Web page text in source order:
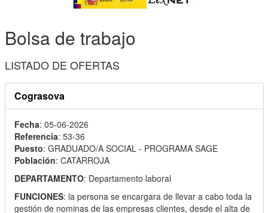
Bolsa de trabajo
LISTADO DE OFERTAS
Cograsova
Fecha: 05-06-2026
Referencia: 53-36
Puesto: GRADUADO/A SOCIAL - PROGRAMA SAGE
Población: CATARROJA
DEPARTAMENTO: Departamento laboral
FUNCIONES: la persona se encargara de llevar a cabo toda la
gestión de nominas de las empresas clientes, desde el alta de